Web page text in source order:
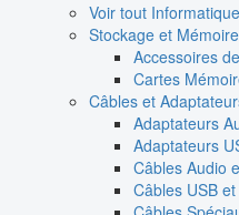
Voir tout
Stockage et Mémoire
Accessoires
Cartes
Câbles et
Adaptateurs
Adaptateurs
Câbles Audio
Câbles USB